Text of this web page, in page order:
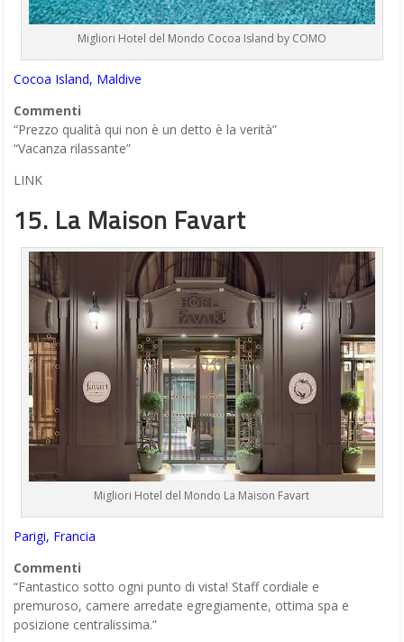
Migliori Hotel del Mondo Cocoa Island by COMO
Cocoa Island, Maldive
Commenti
“Prezzo qualità qui non è un detto è la verità”
“Vacanza rilassante”
LINK
15. La Maison Favart
Migliori Hotel del Mondo La Maison Favart
Parigi, Francia
Commenti
“Fantastico sotto ogni punto di vista! Staff cordiale e
premuroso, camere arredate egregiamente, ottima spa e
posizione centralissima.”